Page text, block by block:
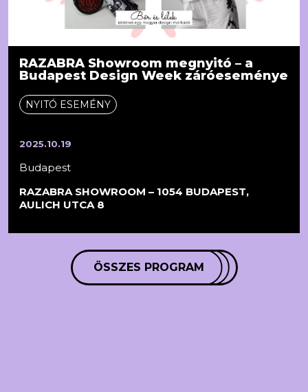
RAZABRA Showroom megnyitó – a
Budapest Design Week záróeseménye
NYITÓ ESEMÉNY
2025.10.19
Budapest
RAZABRA SHOWROOM – 1054 BUDAPEST,
AULICH UTCA 8
ÖSSZES PROGRAM